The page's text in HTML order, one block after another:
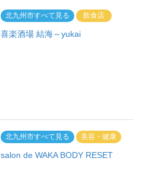
北九州市すべて見る 飲食店
喜楽酒場 結海～yukai
北九州市すべて見る 美容・健康
salon de WAKA BODY RESET